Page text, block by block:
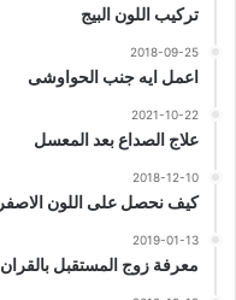
تركيب اللون البيج
2018-09-25
اعمل ايه جنب الحواوشى
2021-10-22
علاج الصداع بعد المعسل
2018-12-10
كيف نحصل على اللون الاصفر
2019-01-13
معرفة زوج المستقبل بالقران